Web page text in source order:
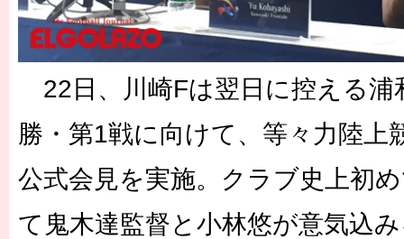
22日、川崎Fは翌日に控える浦
勝・第1戦に向けて、等々力陸上
公式会見を実施。クラブ史上初
て鬼木達監督と小林悠が意気込